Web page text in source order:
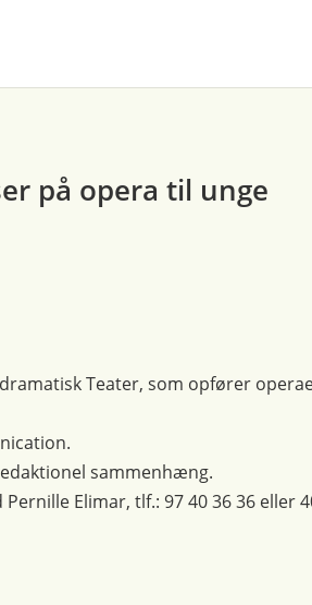
på opera til unge
Teater, som opfører
sammenhæng.
Elimar, tlf.: 97 40 36 36 eller